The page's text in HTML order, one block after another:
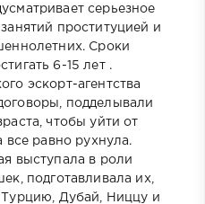
серьезное
проституцией и
Сроки
6-15 лет .
эскорт-агентства
подделывали
чтобы уйти от
все равно рухнула.
выступала в роли
подготавливала их,
Турцию, Дубай, Ниццу и